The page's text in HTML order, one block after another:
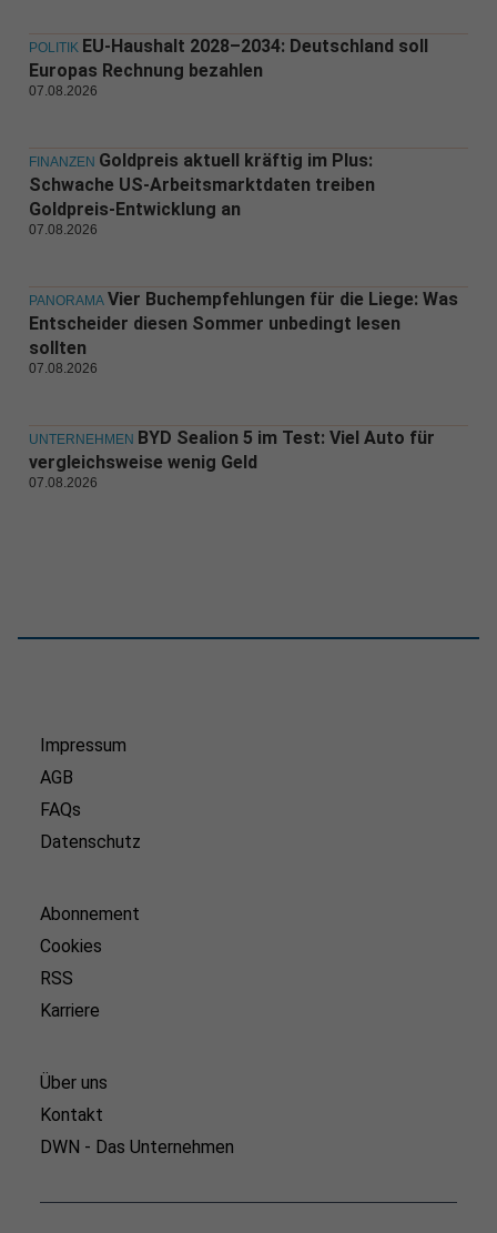
POLITIK EU-Haushalt 2028–2034: Deutschland soll
Europas Rechnung bezahlen
07.08.2026
FINANZEN Goldpreis aktuell kräftig im Plus:
Schwache US-Arbeitsmarktdaten treiben
Goldpreis-Entwicklung an
07.08.2026
PANORAMA Vier Buchempfehlungen für die Liege: Was
Entscheider diesen Sommer unbedingt lesen
sollten
07.08.2026
UNTERNEHMEN BYD Sealion 5 im Test: Viel Auto für
vergleichsweise wenig Geld
07.08.2026
Impressum
AGB
FAQs
Datenschutz
Abonnement
Cookies
RSS
Karriere
Über uns
Kontakt
DWN - Das Unternehmen